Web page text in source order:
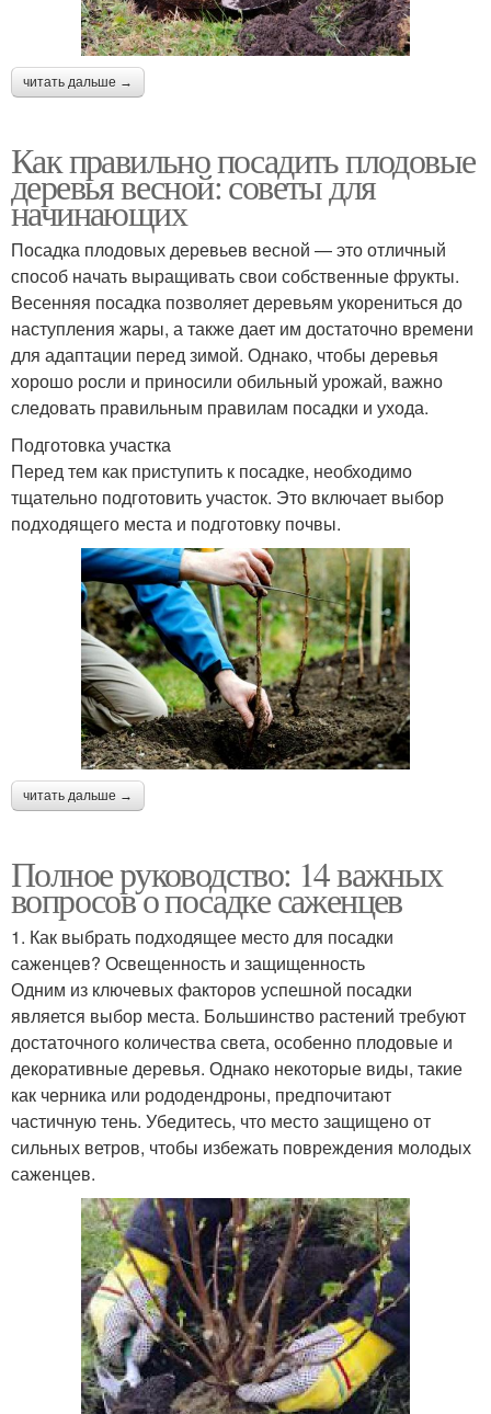
читать дальше →
Как правильно посадить плодовые
деревья весной: советы для
начинающих
Посадка плодовых деревьев весной — это отличный
способ начать выращивать свои собственные фрукты.
Весенняя посадка позволяет деревьям укорениться до
наступления жары, а также дает им достаточно времени
для адаптации перед зимой. Однако, чтобы деревья
хорошо росли и приносили обильный урожай, важно
следовать правильным правилам посадки и ухода.
Подготовка участка
Перед тем как приступить к посадке, необходимо
тщательно подготовить участок. Это включает выбор
подходящего места и подготовку почвы.
читать дальше →
Полное руководство: 14 важных
вопросов о посадке саженцев
1. Как выбрать подходящее место для посадки
саженцев? Освещенность и защищенность
Одним из ключевых факторов успешной посадки
является выбор места. Большинство растений требуют
достаточного количества света, особенно плодовые и
декоративные деревья. Однако некоторые виды, такие
как черника или рододендроны, предпочитают
частичную тень. Убедитесь, что место защищено от
сильных ветров, чтобы избежать повреждения молодых
саженцев.